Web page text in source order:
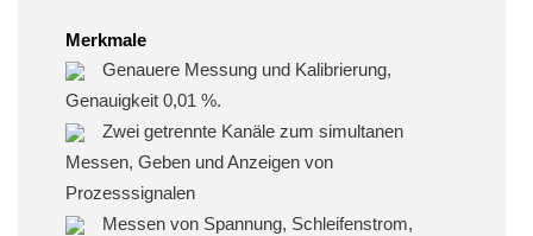
Merkmale
Genauere Messung und Kalibrierung,
Genauigkeit 0,01 %.
Zwei getrennte Kanäle zum simultanen
Messen, Geben und Anzeigen von
Prozesssignalen
Messen von Spannung, Schleifenstrom,